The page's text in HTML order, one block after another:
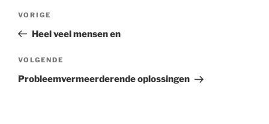
Vorig
bericht
VORIGE
Heel veel mensen en
Volgend
bericht
VOLGENDE
Probleemvermeerderende oplossingen